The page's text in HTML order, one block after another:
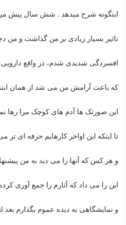
اینگونه شرح میدهد . شش سال پیش
تاثیر بسیار زیادی بر من گذاشت و من
افسردگی شدیدی شدم، در واقع دارویی
که باعث آرامش من می شد از همان
این صورتک ها آدم های کوچک مرا رها
تا اینکه این اواخر کارهایم حرفه ای تر
و هر کس که آنها را می دید به من
این را می داد که آثارم را جمع آوری
و نمایشگاهی به دیده عموم بگذارم بعد